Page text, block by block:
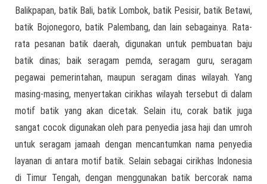
Balikpapan, batik Bali, batik Lombok, batik Pesisir, batik Betawi,
batik Bojonegoro, batik Palembang, dan lain sebagainya. Rata-
rata pesanan batik daerah, digunakan untuk pembuatan baju
batik dinas; baik seragam pemda, seragam guru, seragam
pegawai pemerintahan, maupun seragam dinas wilayah. Yang
masing-masing, menyertakan cirikhas wilayah tersebut di dalam
motif batik yang akan dicetak. Selain itu, corak batik juga
sangat cocok digunakan oleh para penyedia jasa haji dan umroh
untuk seragam jamaah dengan mencantumkan nama penyedia
layanan di antara motif batik. Selain sebagai cirikhas Indonesia
di Timur Tengah, dengan menggunakan batik bercorak nama